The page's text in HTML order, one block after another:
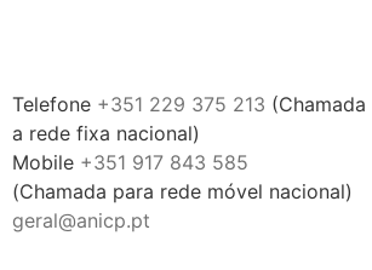
Telefone +351 229 375 213 (Chamada
a rede fixa nacional)
Mobile +351 917 843 585
(Chamada para rede móvel nacional)
geral@anicp.pt